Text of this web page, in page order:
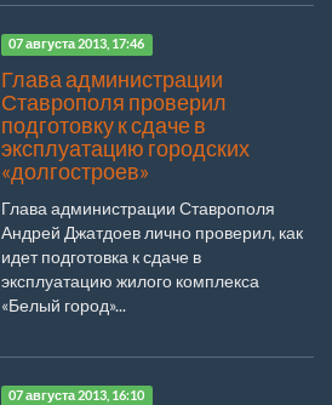
07 августа 2013, 17:46
Глава администрации
Ставрополя проверил
подготовку к сдаче в
эксплуатацию городских
«долгостроев»
Глава администрации Ставрополя
Андрей Джатдоев лично проверил, как
идет подготовка к сдаче в
эксплуатацию жилого комплекса
«Белый город»...
07 августа 2013, 16:10